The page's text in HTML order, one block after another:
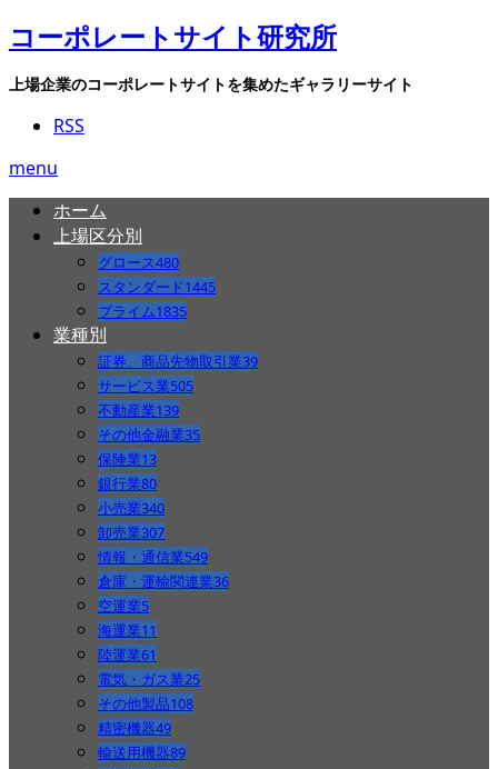
コーポレートサイト研究所
上場企業のコーポレートサイトを集めたギャラリーサイト
RSS
menu
ホーム
上場区分別
グロース480
スタンダード1445
プライム1835
業種別
証券、商品先物取引業39
サービス業505
不動産業139
その他金融業35
保険業13
銀行業80
小売業340
卸売業307
情報・通信業549
倉庫・運輸関連業36
空運業5
海運業11
陸運業61
電気・ガス業25
その他製品108
精密機器49
輸送用機器89